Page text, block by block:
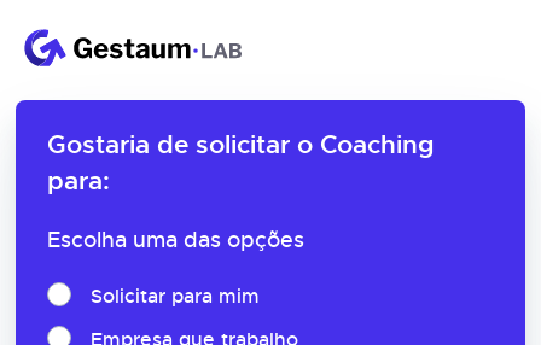
Gostaria de solicitar o Coaching
para:
Escolha uma das opções
Solicitar para mim
Empresa que trabalho